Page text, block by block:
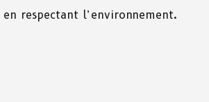
respectant l’environnement.